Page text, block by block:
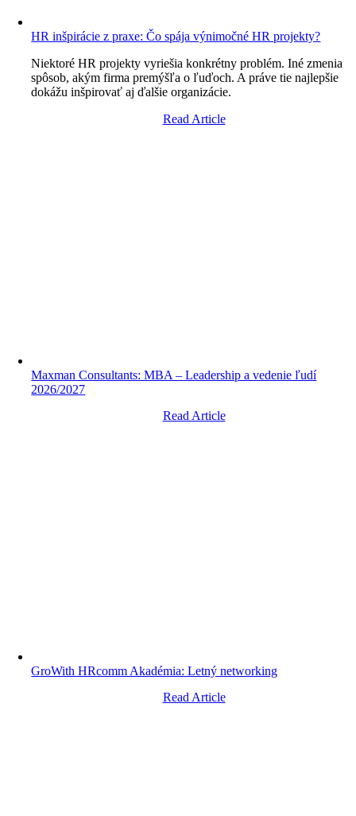
HR inšpirácie z praxe: Čo spája výnimočné HR projekty?
Niektoré HR projekty vyriešia konkrétny problém. Iné zmenia
spôsob, akým firma premýšľa o ľuďoch. A práve tie najlepšie
dokážu inšpirovať aj ďalšie organizácie.
Read Article
Maxman Consultants: MBA – Leadership a vedenie ľudí
2026/2027
Read Article
GroWith HRcomm Akadémia: Letný networking
Read Article